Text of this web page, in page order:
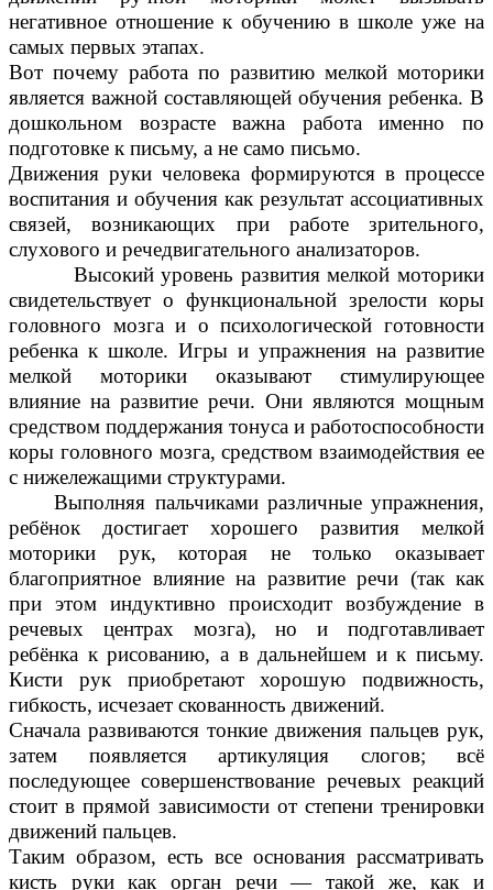
негативное отношение к обучению в школе уже на
самых первых этапах.
Вот почему работа по развитию мелкой моторики
является важной составляющей обучения ребенка. В
дошкольном возрасте важна работа именно по
подготовке к письму, а не само письмо.
Движения руки человека формируются в процессе
воспитания и обучения как результат ассоциативных
связей, возникающих при работе зрительного,
слухового и речедвигательного анализаторов.
Высокий уровень развития мелкой моторики
свидетельствует о функциональной зрелости коры
головного мозга и о психологической готовности
ребенка к школе. Игры и упражнения на развитие
мелкой моторики оказывают стимулирующее
влияние на развитие речи. Они являются мощным
средством поддержания тонуса и работоспособности
коры головного мозга, средством взаимодействия ее
с нижележащими структурами.
Выполняя пальчиками различные упражнения,
ребёнок достигает хорошего развития мелкой
моторики рук, которая не только оказывает
благоприятное влияние на развитие речи (так как
при этом индуктивно происходит возбуждение в
речевых центрах мозга), но и подготавливает
ребёнка к рисованию, а в дальнейшем и к письму.
Кисти рук приобретают хорошую подвижность,
гибкость, исчезает скованность движений.
Сначала развиваются тонкие движения пальцев рук,
затем появляется артикуляция слогов; всё
последующее совершенствование речевых реакций
стоит в прямой зависимости от степени тренировки
движений пальцев.
Таким образом, есть все основания рассматривать
кисть руки как орган речи — такой же, как и